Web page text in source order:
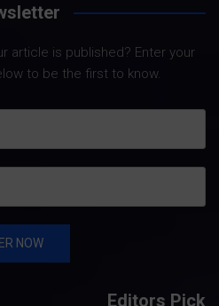
article is published? Enter your
to be the first to know.
Editors Pick